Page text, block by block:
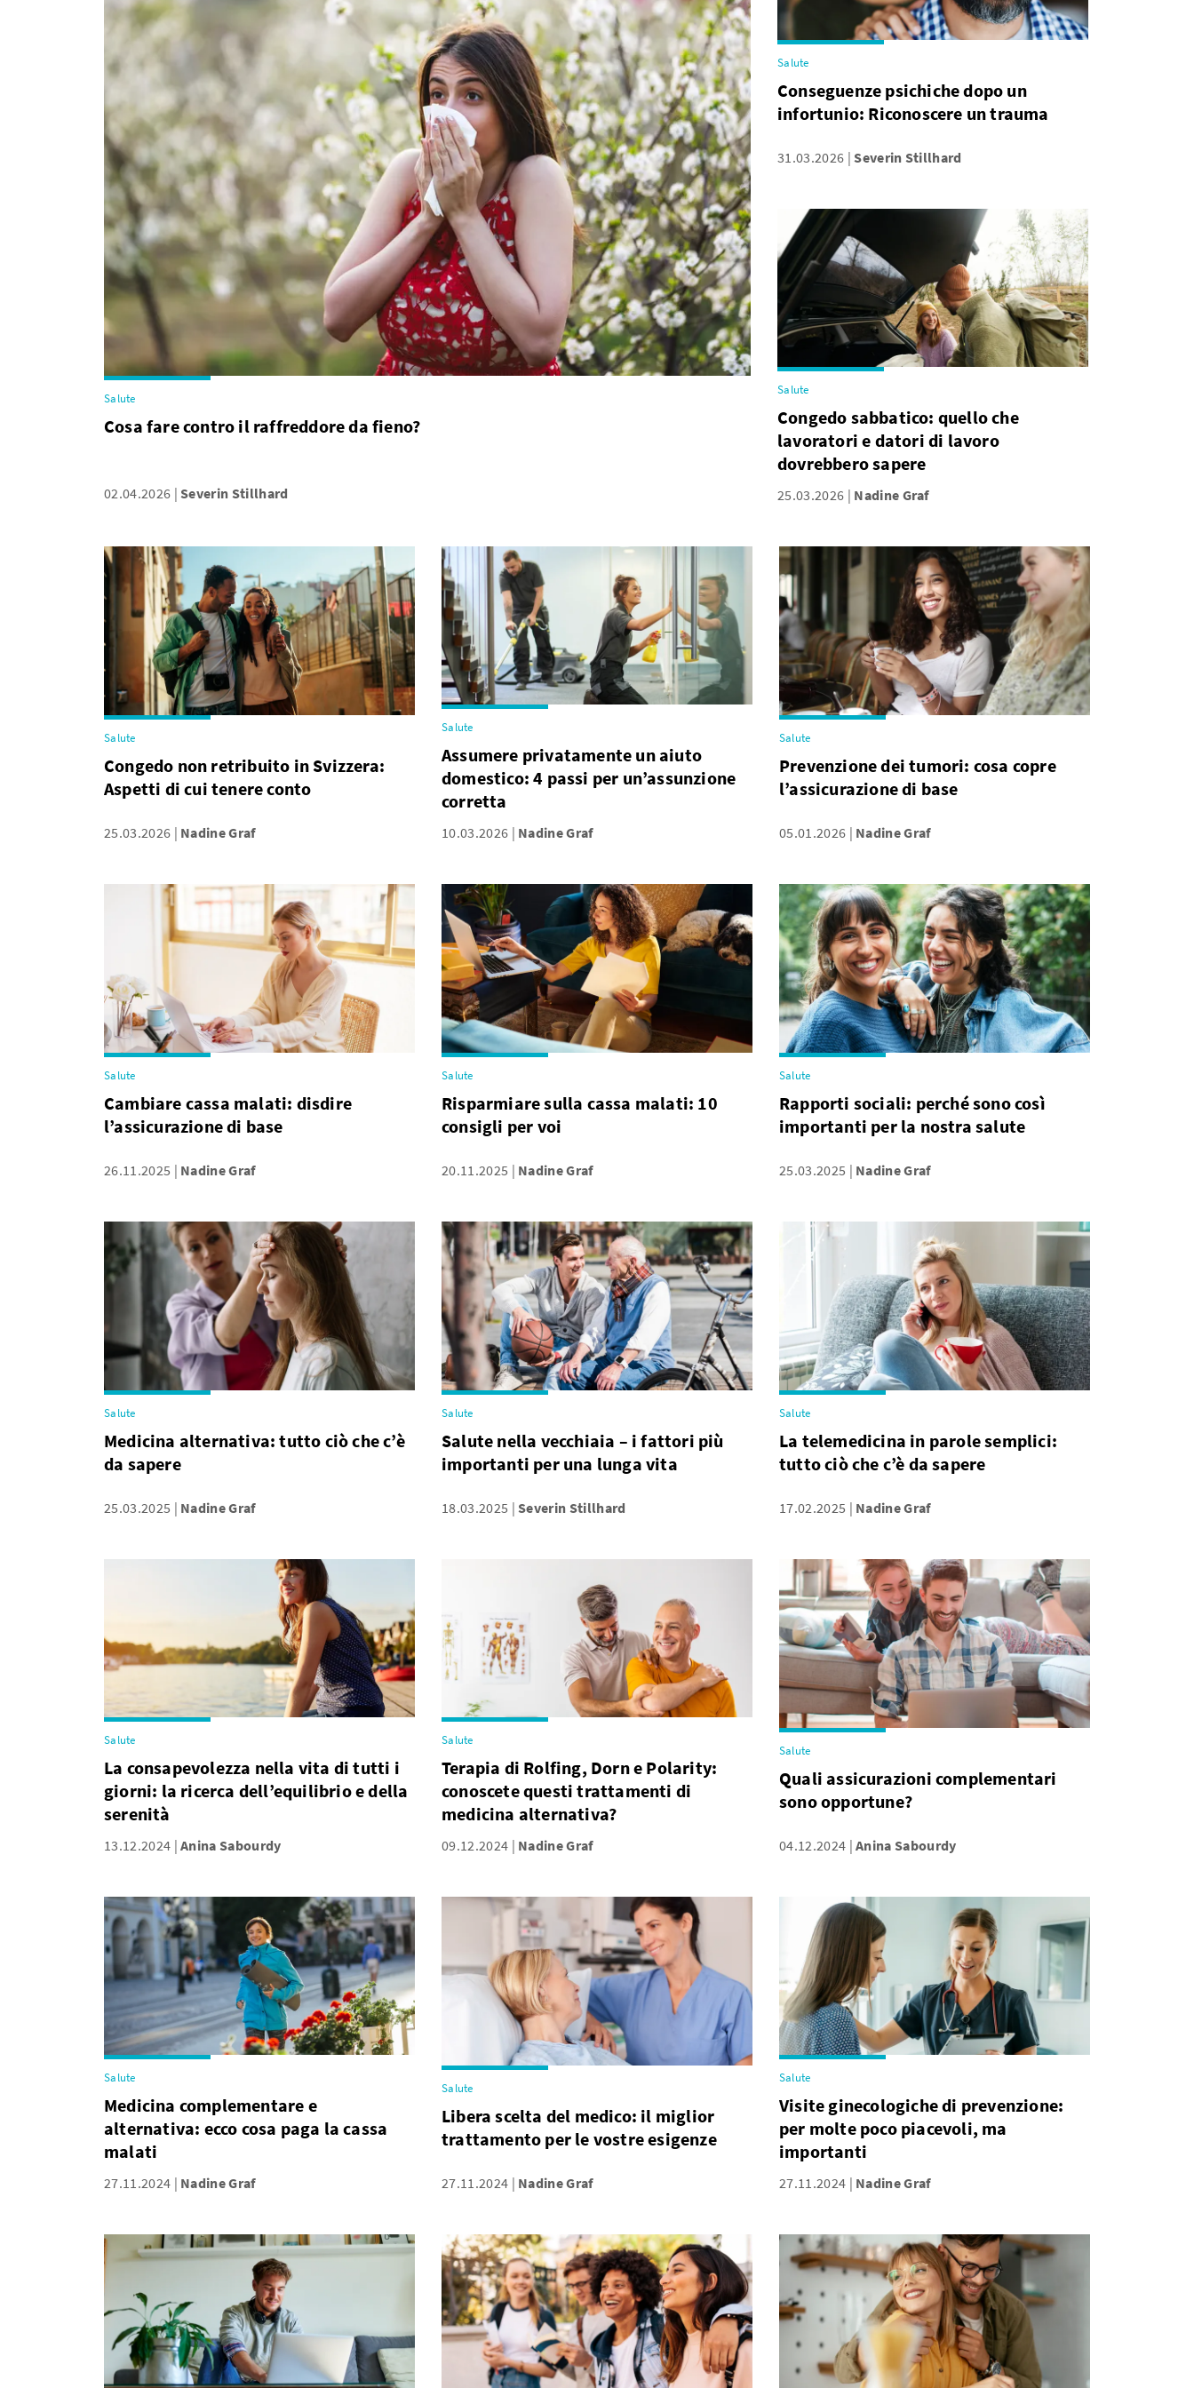
Salute
Cosa fare contro il raffreddore da fieno?
02.04.2026 Severin Stillhard
Salute
Conseguenze psichiche dopo un
infortunio: Riconoscere un trauma
31.03.2026 Severin Stillhard
Salute
Congedo sabbatico: quello che
lavoratori e datori di lavoro
dovrebbero sapere
25.03.2026 Nadine Graf
Salute
Congedo non retribuito in Svizzera:
Aspetti di cui tenere conto
25.03.2026 Nadine Graf
Salute
Assumere privatamente un aiuto
domestico: 4 passi per un’assunzione
corretta
10.03.2026 Nadine Graf
Salute
Prevenzione dei tumori: cosa copre
l’assicurazione di base
05.01.2026 Nadine Graf
Salute
Cambiare cassa malati: disdire
l’assicurazione di base
26.11.2025 Nadine Graf
Salute
Risparmiare sulla cassa malati: 10
consigli per voi
20.11.2025 Nadine Graf
Salute
Rapporti sociali: perché sono così
importanti per la nostra salute
25.03.2025 Nadine Graf
Salute
Medicina alternativa: tutto ciò che c’è
da sapere
25.03.2025 Nadine Graf
Salute
Salute nella vecchiaia – i fattori più
importanti per una lunga vita
18.03.2025 Severin Stillhard
Salute
La telemedicina in parole semplici:
tutto ciò che c’è da sapere
17.02.2025 Nadine Graf
Salute
La consapevolezza nella vita di tutti i
giorni: la ricerca dell’equilibrio e della
serenità
13.12.2024 Anina Sabourdy
Salute
Terapia di Rolfing, Dorn e Polarity:
conoscete questi trattamenti di
medicina alternativa?
09.12.2024 Nadine Graf
Salute
Quali assicurazioni complementari
sono opportune?
04.12.2024 Anina Sabourdy
Salute
Medicina complementare e
alternativa: ecco cosa paga la cassa
malati
27.11.2024 Nadine Graf
Salute
Libera scelta del medico: il miglior
trattamento per le vostre esigenze
27.11.2024 Nadine Graf
Salute
Visite ginecologiche di prevenzione:
per molte poco piacevoli, ma
importanti
27.11.2024 Nadine Graf